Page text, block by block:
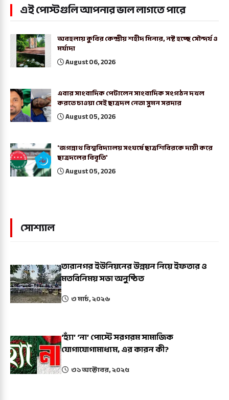
এই পোস্টগুলি আপনার ভাল লাগতে পারে
অবহলায় কুবির কেন্দ্রীয় শহীদ মিনার, নষ্ট হচ্ছে সৌন্দর্য ও
মর্যাদা
August 06, 2026
এবার সাংবাদিক পেটালেন সাংবাদিক সংগঠন দখল
করতে চাওয়া সেই ছাত্রদল নেতা সুমন সরদার
August 05, 2026
'জগন্নাথ বিশ্ববিদ্যালয় সংঘর্ষে ছাত্রশিবিরকে দায়ী করে
ছাত্রদলের বিবৃতি'
August 05, 2026
সোশ্যাল
তারানগর ইউনিয়নের উন্নয়ন নিয়ে ইফতার ও
মতবিনিময় সভা অনুষ্ঠিত
৩ মার্চ, ২০২৬
‘হ্যাঁ’ ‘না’ পোস্টে সরগরম সামাজিক
যোগাযোগামাধ্যম, এর কারন কী?
৩১ অক্টোবর, ২০২৫